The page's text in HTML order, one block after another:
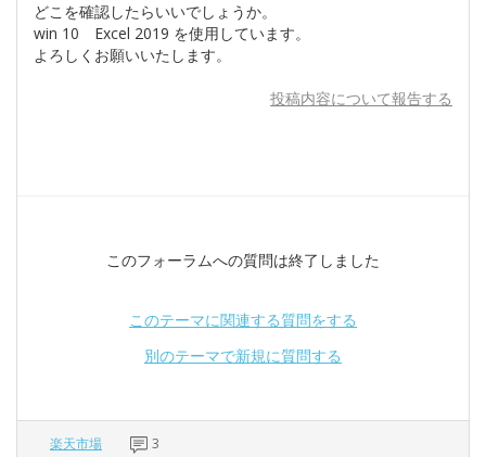
どこを確認したらいいでしょうか。
win 10 Excel 2019 を使用しています。
よろしくお願いいたします。
投稿内容について報告する
このフォーラムへの質問は終了しました
このテーマに関連する質問をする
別のテーマで新規に質問する
楽天市場 3